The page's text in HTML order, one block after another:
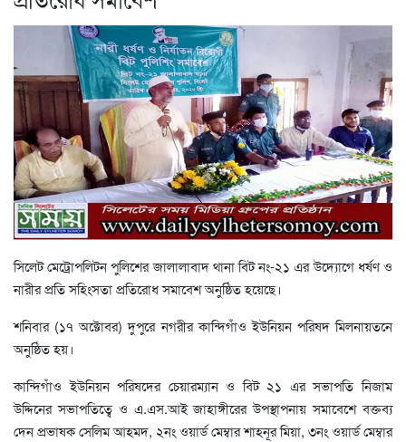
সিলেট মেট্রোপলিটন পুলিশের জালালাবাদ থানা বিট নং-২১ এর উদ্যোগে ধর্ষণ ও
নারীর প্রতি সহিংসতা প্রতিরোধ সমাবেশ অনুষ্ঠিত হয়েছে।
শনিবার (১৭ অক্টোবর) দুপুরে নগরীর কান্দিগাঁও ইউনিয়ন পরিষদ মিলনায়তনে
অনুষ্ঠিত হয়।
কান্দিগাঁও ইউনিয়ন পরিষদের চেয়ারম্যান ও বিট ২১ এর সভাপতি নিজাম
উদ্দিনের সভাপতিত্বে ও এ.এস.আই জাহাঙ্গীরের উপস্থাপনায় সমাবেশে বক্তব্য
দেন প্রভাষক সেলিম আহমদ, ২নং ওয়ার্ড মেম্বার শাহনূর মিয়া, ৩নং ওয়ার্ড মেম্বার